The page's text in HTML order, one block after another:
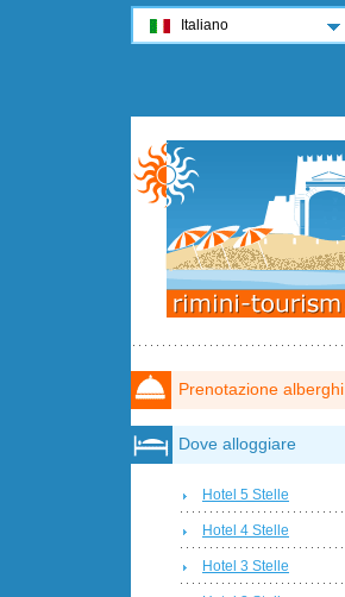
Prenotazione alberghi
Dove alloggiare
Hotel 5 Stelle
Hotel 4 Stelle
Hotel 3 Stelle
Italiano